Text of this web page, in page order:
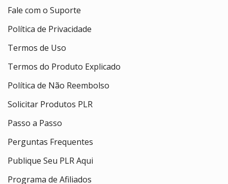
Fale com o Suporte
Política de Privacidade
Termos de Uso
Termos do Produto Explicado
Política de Não Reembolso
Solicitar Produtos PLR
Passo a Passo
Perguntas Frequentes
Publique Seu PLR Aqui
Programa de Afiliados